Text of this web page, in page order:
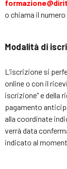
o chiama il
Modalità di
L’iscrizione si
online o con il
iscrizione” e della
pagamento
alla coordinate
verrà data
indicato al